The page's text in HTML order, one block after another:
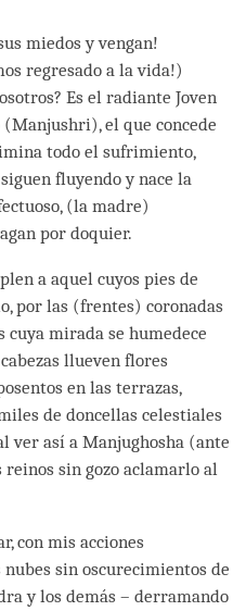
miedos y vengan!
regresado a la vida!)
Es el radiante Joven
el que concede
todo el sufrimiento,
fluyendo y nace la
(la madre)
por doquier.
a aquel cuyos pies de
por las (frentes) coronadas
cuya mirada se humedece
llueven flores
en las terrazas,
de doncellas celestiales
ver así a Manjughosha (ante
sin gozo aclamarlo al
con mis acciones
sin oscurecimientos de
y los demás – derramando